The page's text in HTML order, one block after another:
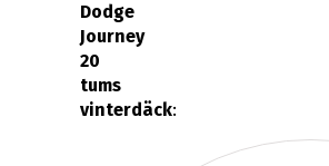
Dodge
Journey
20
tums
vinterdäck: